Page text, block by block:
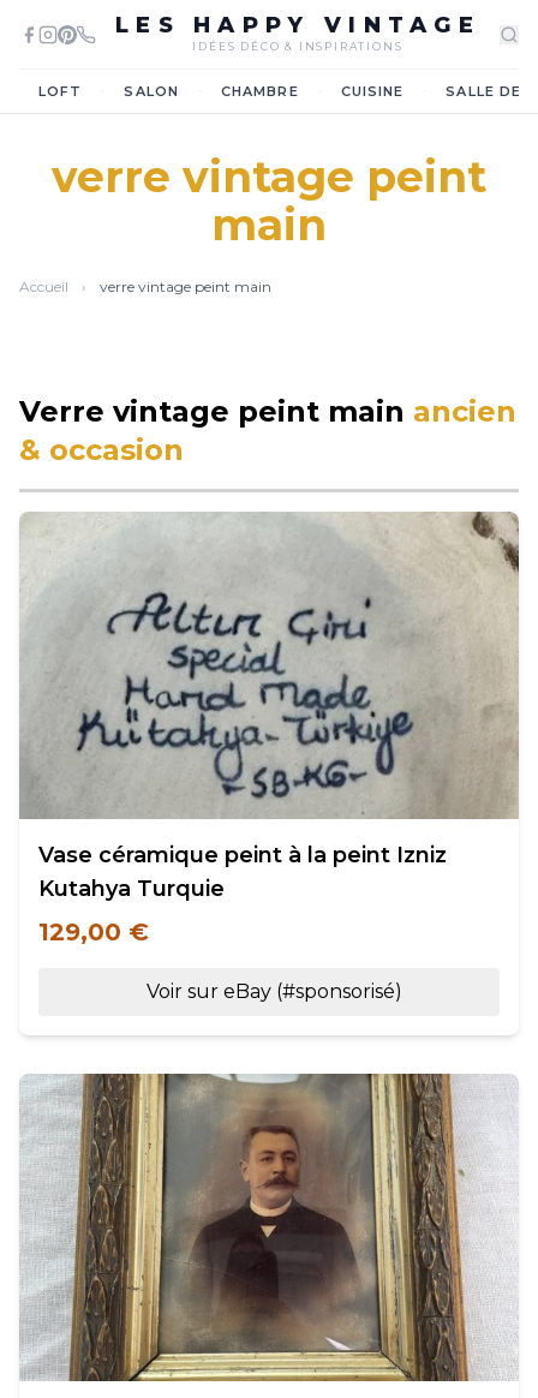
LES HAPPY VINTAGE
IDÉES DÉCO & INSPIRATIONS
LOFT SALON CHAMBRE CUISINE SALLE DE
verre vintage peint
main
Accueil › verre vintage peint main
Verre vintage peint main ancien
& occasion
Vase céramique peint à la peint Izniz
Kutahya Turquie
129,00 €
Voir sur eBay (#sponsorisé)